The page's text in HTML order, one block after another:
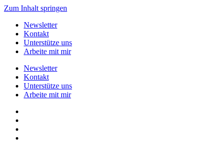
Zum Inhalt springen
Newsletter
Kontakt
Unterstütze uns
Arbeite mit mir
Newsletter
Kontakt
Unterstütze uns
Arbeite mit mir